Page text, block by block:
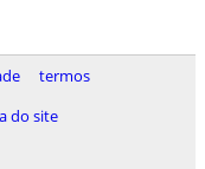
termos
do site